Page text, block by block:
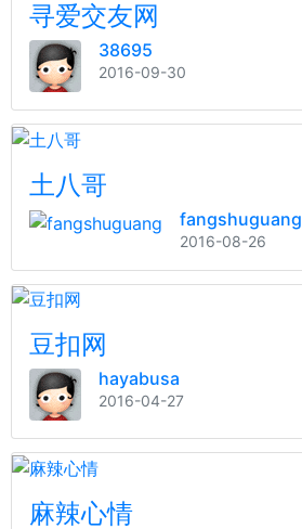
寻爱交友网
38695
2016-09-30
土八哥
fangshuguang
2016-08-26
豆扣网
hayabusa
2016-04-27
麻辣心情